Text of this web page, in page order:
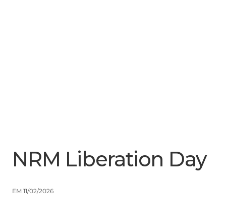
NRM Liberation Day
EM 11/02/2026